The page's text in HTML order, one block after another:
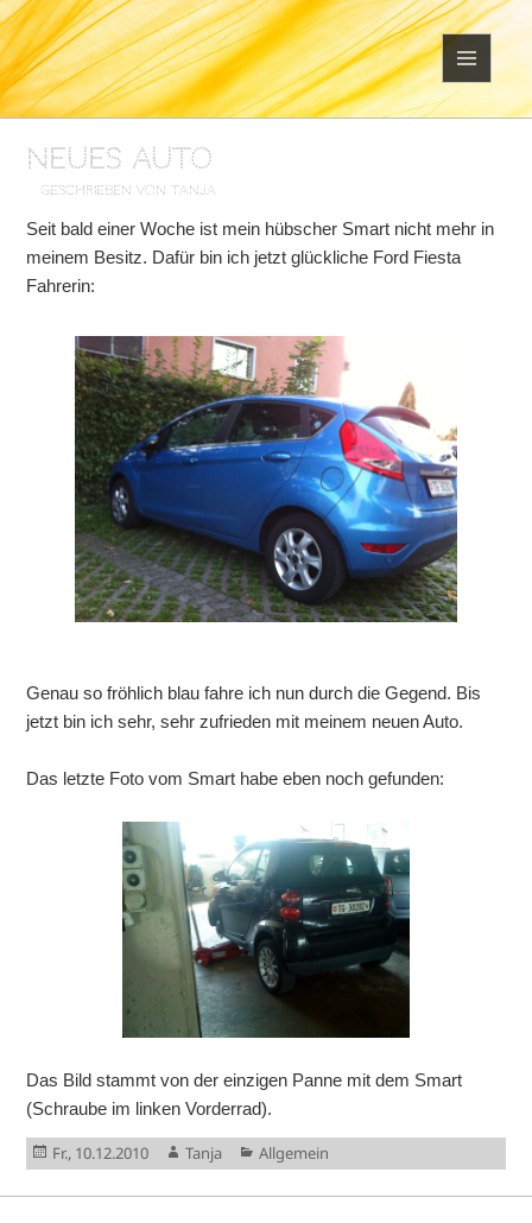
MENÜ
UND
Neues Auto
geschrieben von Tanja
Seit bald einer Woche ist mein hübscher Smart nicht mehr in
meinem Besitz. Dafür bin ich jetzt glückliche Ford Fiesta
Fahrerin:
Genau so fröhlich blau fahre ich nun durch die Gegend. Bis
jetzt bin ich sehr, sehr zufrieden mit meinem neuen Auto.
Das letzte Foto vom Smart habe eben noch gefunden:
Das Bild stammt von der einzigen Panne mit dem Smart
(Schraube im linken Vorderrad).
Veröffentlicht
am
Fr., 10.12.2010 Autor
Tanja Kategorien
Allgemein